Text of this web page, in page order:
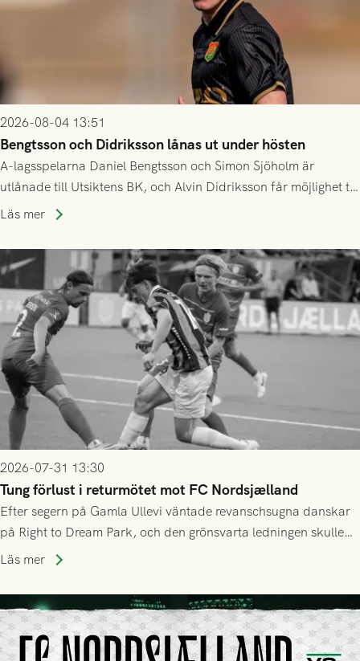
2026-08-04 13:51
Bengtsson och Didriksson lånas ut under hösten
A-lagsspelarna Daniel Bengtsson och Simon Sjöholm är
utlånade till Utsiktens BK, och Alvin Didriksson får möjlighet till
speltid i Hestrafors genom föreningssamarbete.
Läs mer
2026-07-31 13:30
Tung förlust i returmötet mot FC Nordsjælland
Efter segern på Gamla Ullevi väntade revanschsugna danskar
på Right to Dream Park, och den grönsvarta ledningen skulle
upphöra efter mindre än kvarten spelad. På lika mark visade
tennissiffror och det grönsvarta europaäventyret tog slut.
Läs mer